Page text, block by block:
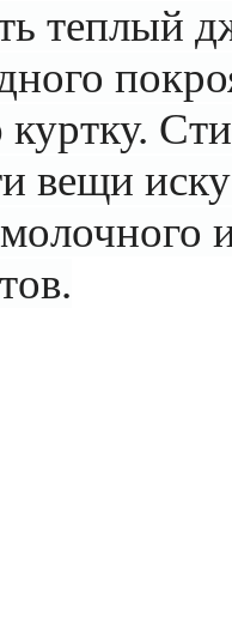
теплый
вещи